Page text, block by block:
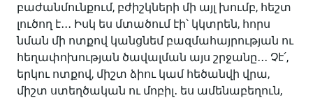
բաժանմունքում, բժիշկների մի այլ խումբ, հեշտ
լուծող է․․․ Իսկ ես մտածում էի՝ կկտրեն, հորս
նման մի ոտքով կանցնեմ բազմահայրության ու
հեղափոխության ծավալման այս շրջանը․․․ Չէ՛,
երկու ոտքով, միշտ ձիու կամ հեծանվի վրա,
միշտ ստեղծական ու մոբիլ․ ես ամենաբեղուն,